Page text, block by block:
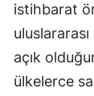
istihbarat
açık
ülkelerce